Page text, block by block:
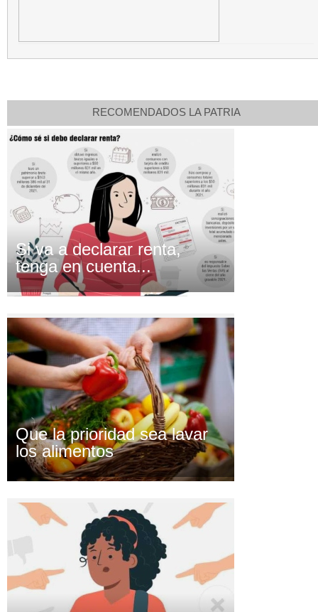
RECOMENDADOS LA PATRIA
Si va a declarar renta,
tenga en cuenta...
Que la prioridad sea lavar
los alimentos